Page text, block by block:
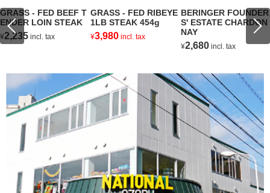
GRASS - FED BEEF T
ENDER LOIN STEAK
¥2,235 incl. tax
GRASS - FED RIBEYE
1LB STEAK 454g
¥3,980 incl. tax
BERINGER FOUNDER
S' ESTATE CHARDON
NAY
¥2,680 incl. tax